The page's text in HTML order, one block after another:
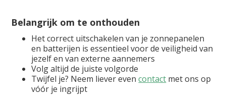
Belangrijk om te onthouden
Het correct uitschakelen van je zonnepanelen
en batterijen is essentieel voor de veiligheid van
jezelf en van externe aannemers
Volg altijd de juiste volgorde
Twijfel je? Neem liever evencontact met ons op
vóór je ingrijpt